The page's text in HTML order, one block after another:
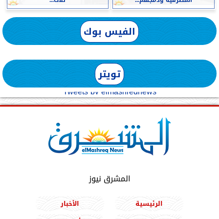
الفيس بوك
تويتر
Tweets by elmashreqnews
المشرق نيوز
الرئيسية
الأخبار